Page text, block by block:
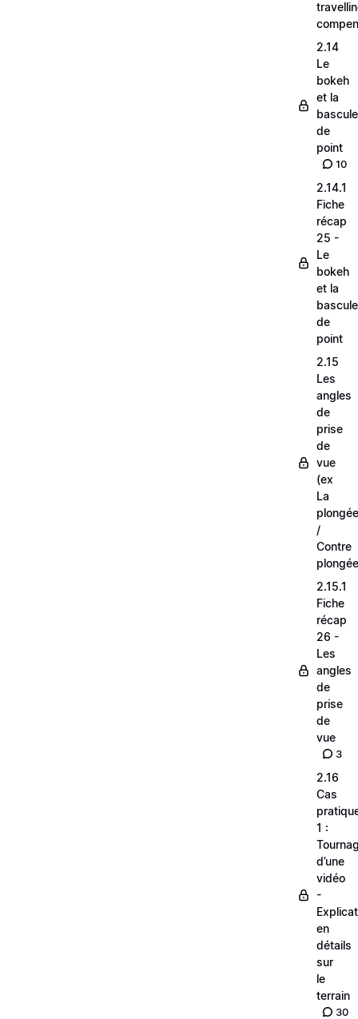
2.14
Le
bokeh
et la
bascule
de
point
10
2.14.1
Fiche
récap
25 -
Le
bokeh
et la
bascule
de
point
2.15
Les
angles
de
prise
de
vue
(ex
La
plongée
/
Contre
2.15.1
Fiche
récap
26 -
Les
angles
de
prise
de
vue
3
2.16
Cas
1 :
d’une
vidéo
-
en
détails
sur
le
terrain
30